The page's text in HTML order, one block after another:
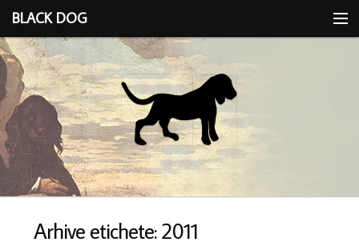
BLACK DOG
IDEEA
CU LIMBA SCOASĂ
Arhive etichete: 2011